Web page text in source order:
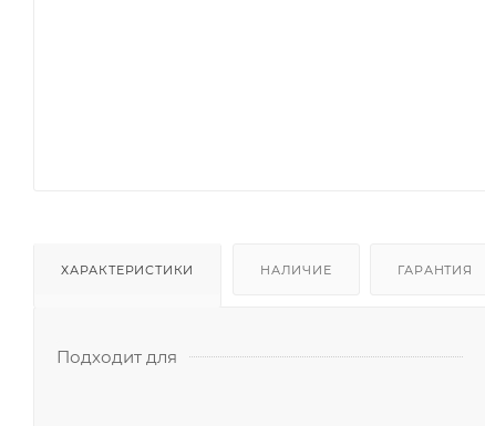
ХАРАКТЕРИСТИКИ НАЛИЧИЕ ГАРАНТИЯ
Подходит для